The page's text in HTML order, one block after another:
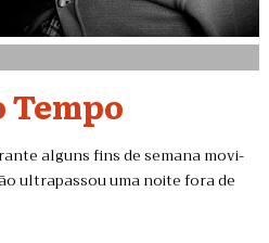
Tempo
alguns fins de semana movi-
ultrapassou uma noite fora de